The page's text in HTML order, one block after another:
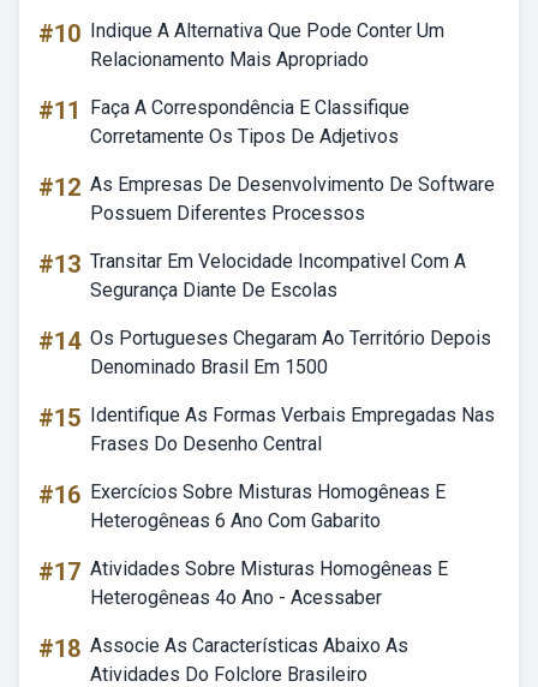
#10 Indique A Alternativa Que Pode Conter Um
Relacionamento Mais Apropriado
#11
Faça A Correspondência E Classifique
Corretamente Os Tipos De Adjetivos
#12 As Empresas De Desenvolvimento De Software
Possuem Diferentes Processos
#13 Transitar Em Velocidade Incompativel Com A
Segurança Diante De Escolas
#14 Os Portugueses Chegaram Ao Território Depois
Denominado Brasil Em 1500
#15 Identifique As Formas Verbais Empregadas Nas
Frases Do Desenho Central
#16 Exercícios Sobre Misturas Homogêneas E
Heterogêneas 6 Ano Com Gabarito
#17 Atividades Sobre Misturas Homogêneas E
Heterogêneas 4o Ano - Acessaber
#18 Associe As Características Abaixo As
Atividades Do Folclore Brasileiro